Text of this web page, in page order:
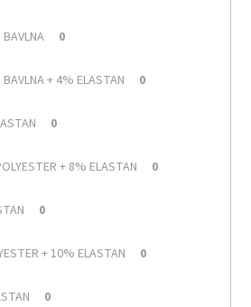
0
+ 4% ELASTAN 0
0
+ 8% ELASTAN 0
0
+ 10% ELASTAN 0
0